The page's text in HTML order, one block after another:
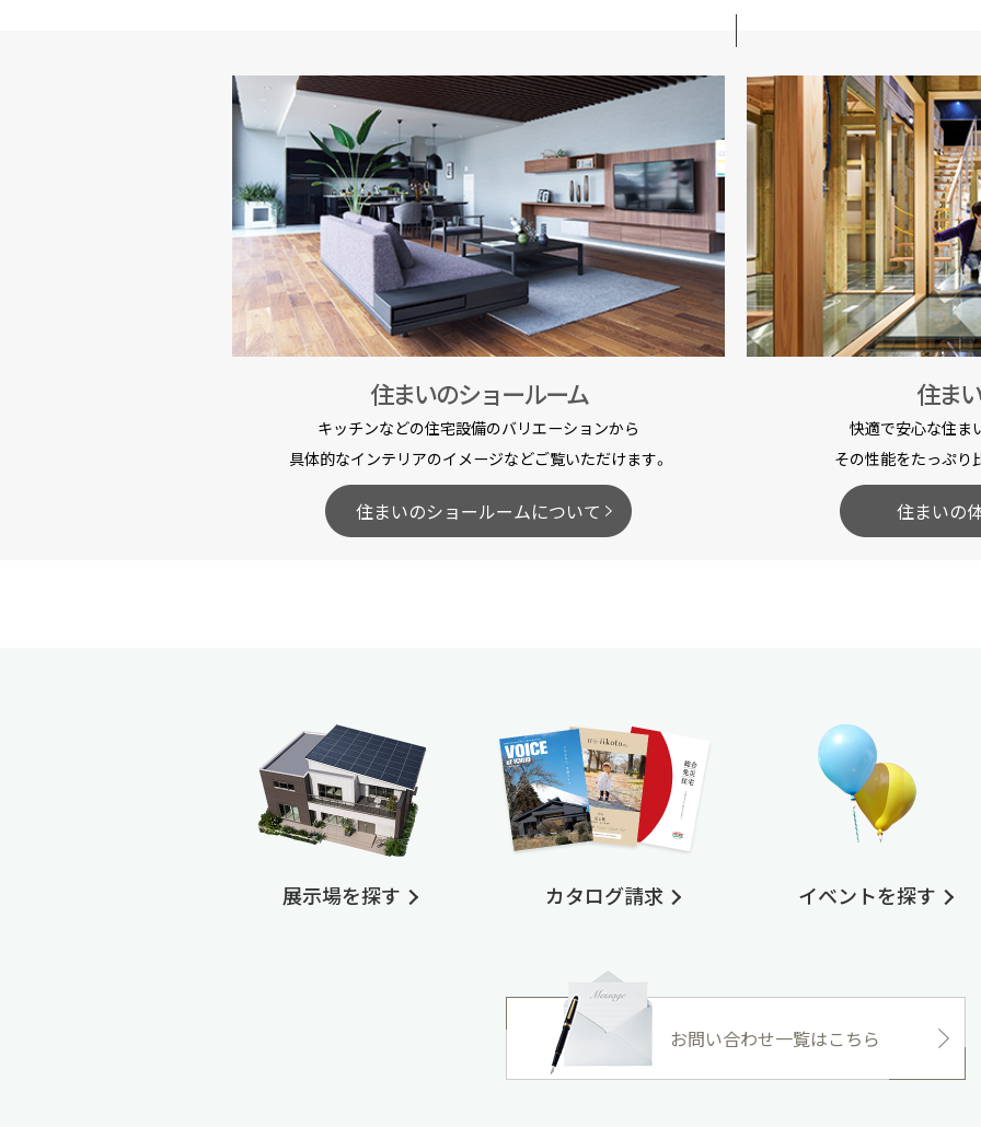
住まいのショールーム
キッチンなどの住宅設備のバリエーションから
具体的なインテリアのイメージなどご覧いただけます。
住まいのショールームについて
住ま
快適で安心な住ま
その性能をたっぷり
住まいの
展示場を探す カタログ請求 イベントを探す
お問い合わせ一覧はこちら